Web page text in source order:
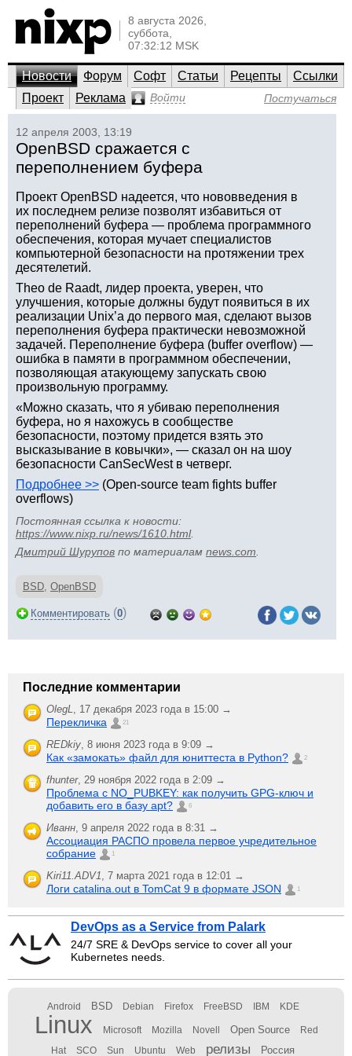
8 августа 2026,
суббота,
07:32:12 MSK
Новости Форум Софт Статьи Рецепты
Ссылки
Проект
Реклама Войти Постучаться
12 апреля 2003, 13:19
OpenBSD сражается с
переполнением буфера
Проект OpenBSD надеется, что нововведения в
их последнем релизе позволят избавиться от
переполнений буфера — проблема программного
обеспечения, которая мучает специалистов
компьютерной безопасности на протяжении трех
десятелетий.
Theo de Raadt, лидер проекта, уверен, что
улучшения, которые должны будут появиться в их
реализации Unix’а до первого мая, сделают вызов
переполнения буфера практически невозможной
задачей. Переполнение буфера (buffer overflow) —
ошибка в памяти в программном обеспечении,
позволяющая атакующему запускать свою
произвольную программу.
«Можно сказать, что я убиваю переполнения
буфера, но я нахожусь в сообществе
безопасности, поэтому придется взять это
высказывание в ковычки», — сказал он на шоу
безопасности CanSecWest в четверг.
Подробнее >> (Open-source team fights buffer
overflows)
Постоянная ссылка к новости:
https://www.nixp.ru/news/1610.html.
Дмитрий Шурупов по материалам news.com
BSD, OpenBSD
Комментировать (0)
Последние комментарии
OlegL, 17 декабря 2023 года в 15:00 →
Перекличка 21
REDkiy, 8 июня 2023 года в 9:09 →
Как «замокать» файл для юниттеста в Python? 2
fhunter, 29 ноября 2022 года в 2:09 →
Проблема с NO_PUBKEY: как получить GPG-ключ и
добавить его в базу apt?
6
Иванн, 9 апреля 2022 года в 8:31 →
Ассоциация РАСПО провела первое учредительное
собрание
1
Kiri11.ADV1, 7 марта 2021 года в 12:01 →
Логи catalina.out в TomCat 9 в формате JSON 1
DevOps as a Service from Palark
24/7 SRE & DevOps service to cover all your
Kubernetes needs.
Android BSD Debian Firefox FreeBSD IBM KDE
Linux Microsoft Mozilla Novell Open Source Red
Hat SCO Sun Ubuntu Web релизы Россия